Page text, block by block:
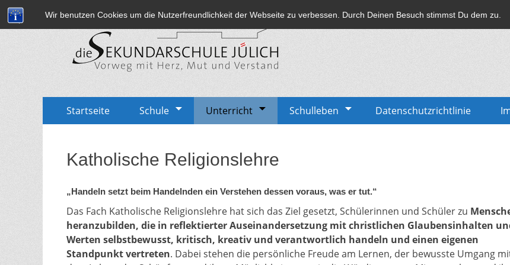
Wir benutzen Cookies um die Nutzerfreundlichkeit der Webseite zu verbessen. Durch Deinen Besuch stimmst Du dem zu.
Sekundarschule Jülich
Vorweg mit Herz, Mut und Verstand
Erstes
Menü
Inhalt:
Startseite Schule Unterricht Schulleben Datenschutzrichtlinie
Katholische Religionslehre
„Handeln setzt beim Handelnden ein Verstehen dessen voraus, was er tut.“
Das Fach Katholische Religionslehre hat sich das Ziel gesetzt, Schülerinnen und Schüler zu
heranzubilden, die in reflektierter Auseinandersetzung mit christlichen Glaubensinhalten
Werten selbstbewusst, kritisch, kreativ und verantwortlich handeln und einen eigenen
Standpunkt vertreten. Dabei stehen die persönliche Freude am Lernen, der bewusste Umgang